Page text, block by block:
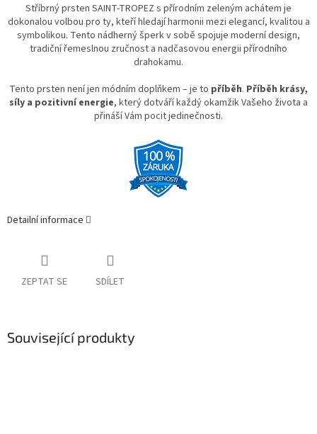
Stříbrný prsten SAINT-TROPEZ s přírodním zeleným achátem je
dokonalou volbou pro ty, kteří hledají harmonii mezi elegancí, kvalitou a
symbolikou. Tento nádherný šperk v sobě spojuje moderní design,
tradiční řemeslnou zručnost a nadčasovou energii přírodního
drahokamu.
Tento prsten není jen módním doplňkem – je to příběh. Příběh krásy,
síly a pozitivní energie, který dotváří každý okamžik Vašeho života a
přináší Vám pocit jedinečnosti.
Detailní informace
ZEPTAT SE SDÍLET
Související produkty